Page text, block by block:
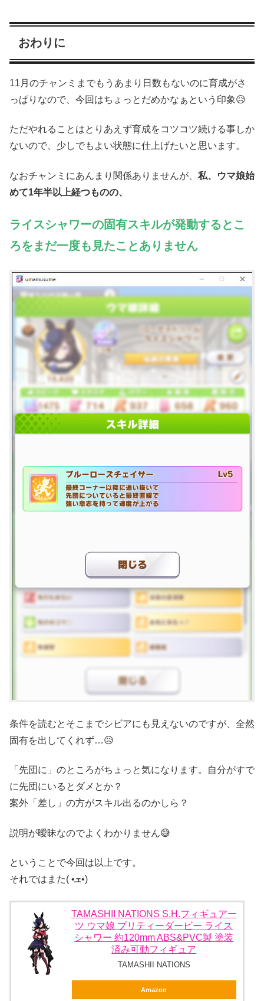
おわりに
11月のチャンミまでもうあまり日数もないのに育成がさ
っぱりなので、今回はちょっとだめかなぁという印象😥
ただやれることはとりあえず育成をコツコツ続ける事しか
ないので、少しでもよい状態に仕上げたいと思います。
なおチャンミにあんまり関係ありませんが、 私、ウマ娘始
めて1年半以上経つものの、
ライスシャワーの固有スキルが発動するとこ
ろをまだ一度も見たことありません
条件を読むとそこまでシビアにも見えないのですが、全然
固有を出してくれず…😥
「先団に」のところがちょっと気になります。自分がすで
に先団にいるとダメとか？
案外「差し」の方がスキル出るのかしら？
説明が曖昧なのでよくわかりません😅
ということで今回は以上です。
それではまた( •ܫ•)
TAMASHII NATIONS S.H.フィギュアー
ツ ウマ娘 プリティーダービー ライス
シャワー 約120mm ABS&PVC製 塗装
済み可動フィギュア
TAMASHII NATIONS
Amazon